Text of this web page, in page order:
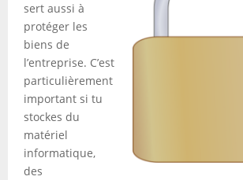
sert aussi à
protéger les
biens de
l’entreprise. C’est
particulièrement
important si tu
stockes du
matériel
informatique,
des